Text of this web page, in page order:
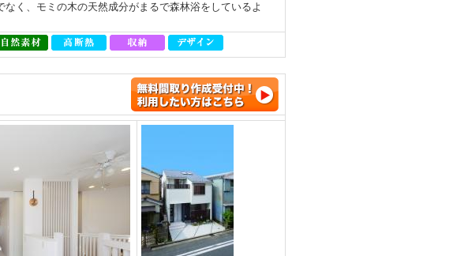
く、モミの木の天然成分がまるで森林浴をしているよ